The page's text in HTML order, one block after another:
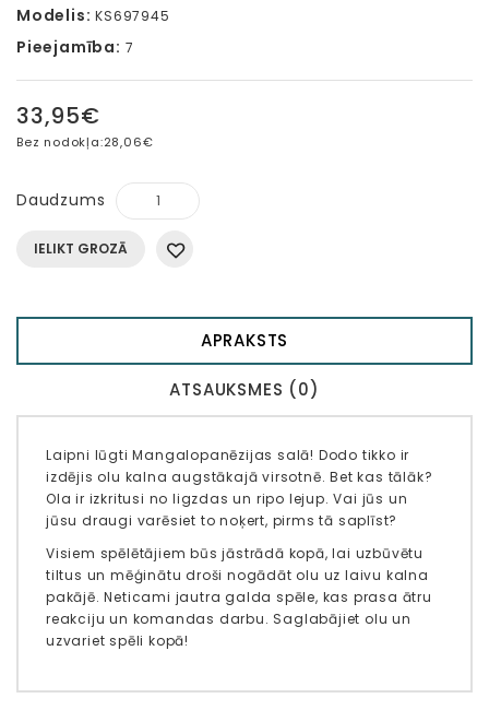
Modelis: KS697945
Pieejamība: 7
33,95€
Bez nodokļa:28,06€
Daudzums
IELIKT GROZĀ
APRAKSTS
ATSAUKSMES (0)
Laipni lūgti Mangalopanēzijas salā! Dodo tikko ir
izdējis olu kalna augstākajā virsotnē. Bet kas tālāk?
Ola ir izkritusi no ligzdas un ripo lejup. Vai jūs un
jūsu draugi varēsiet to noķert, pirms tā saplīst?
Visiem spēlētājiem būs jāstrādā kopā, lai uzbūvētu
tiltus un mēģinātu droši nogādāt olu uz laivu kalna
pakājē. Neticami jautra galda spēle, kas prasa ātru
reakciju un komandas darbu. Saglabājiet olu un
uzvariet spēli kopā!